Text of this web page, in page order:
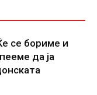
се бориме и
да ја